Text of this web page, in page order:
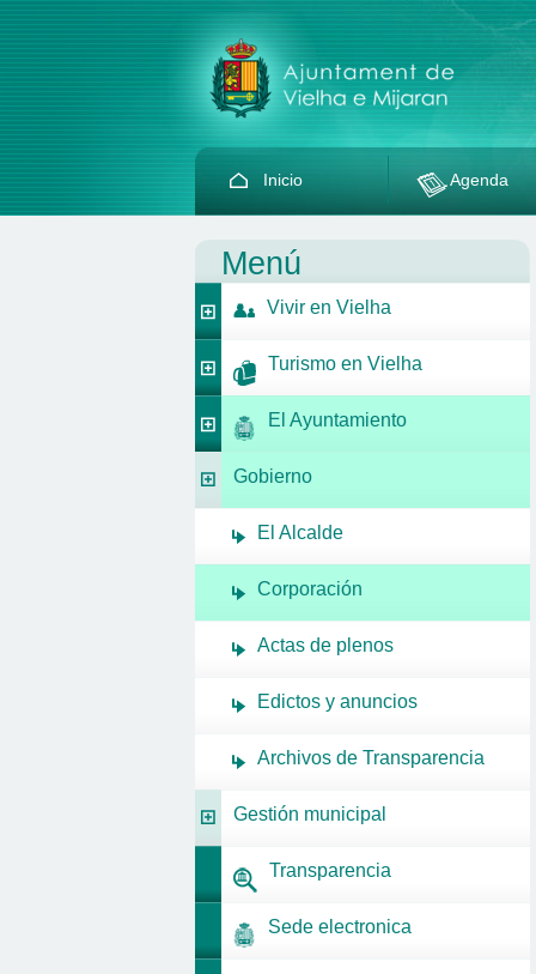
Inicio Agenda
Menú
Vivir en Vielha
Turismo en Vielha
El Ayuntamiento
Gobierno
El Alcalde
Corporación
Actas de plenos
Edictos y anuncios
Archivos de Transparencia
Gestión municipal
Transparencia
Sede electronica